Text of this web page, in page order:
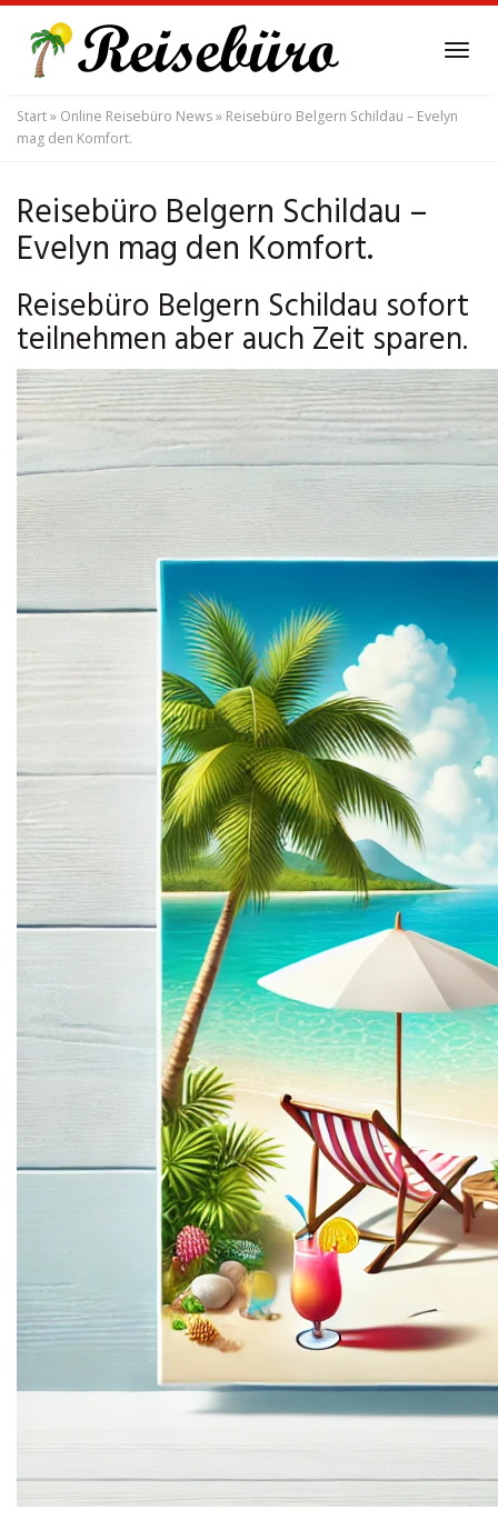
main
content
Start» Online Reisebüro News» Reisebüro Belgern Schildau – Evelyn
mag den Komfort.
Reisebüro Belgern Schildau –
Evelyn mag den Komfort.
Reisebüro Belgern Schildau sofort
teilnehmen aber auch Zeit sparen.